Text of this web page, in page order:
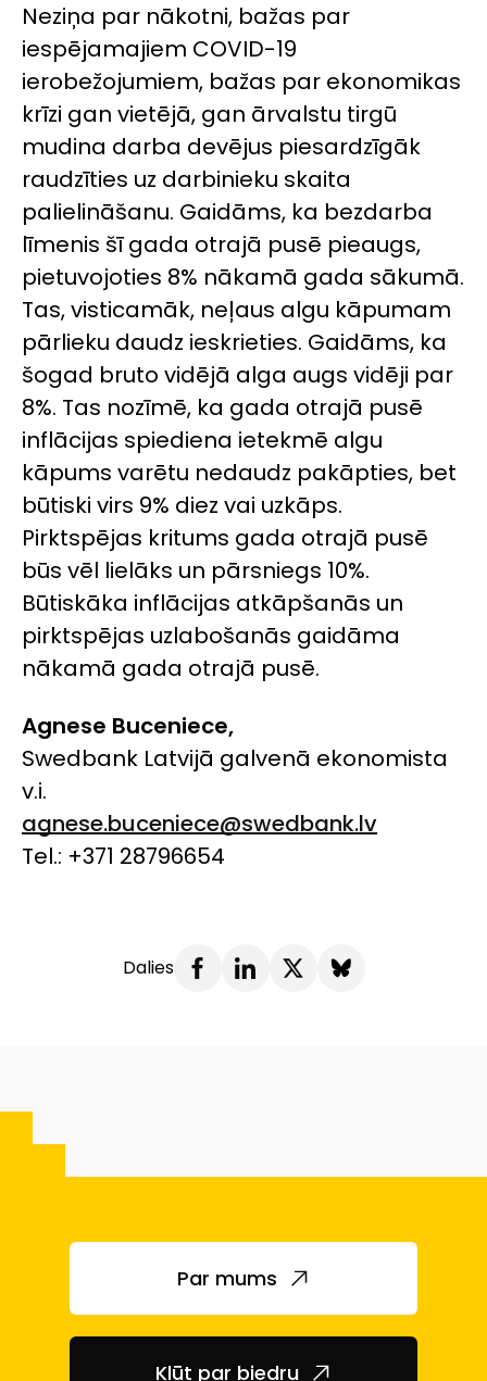
Neziņa par nākotni, bažas par
iespējamajiem COVID-19
ierobežojumiem, bažas par ekonomikas
krīzi gan vietējā, gan ārvalstu tirgū
mudina darba devējus piesardzīgāk
raudzīties uz darbinieku skaita
palielināšanu. Gaidāms, ka bezdarba
līmenis šī gada otrajā pusē pieaugs,
pietuvojoties 8% nākamā gada sākumā.
Tas, visticamāk, neļaus algu kāpumam
pārlieku daudz ieskrieties. Gaidāms, ka
šogad bruto vidējā alga augs vidēji par
8%. Tas nozīmē, ka gada otrajā pusē
inflācijas spiediena ietekmē algu
kāpums varētu nedaudz pakāpties, bet
būtiski virs 9% diez vai uzkāps.
Pirktspējas kritums gada otrajā pusē
būs vēl lielāks un pārsniegs 10%.
Būtiskāka inflācijas atkāpšanās un
pirktspējas uzlabošanās gaidāma
nākamā gada otrajā pusē.
Agnese Buceniece,
Swedbank Latvijā galvenā ekonomista
v.i.
agnese.buceniece@swedbank.lv
Tel.: +371 28796654
Dalies
Par mums
Kļūt par biedru